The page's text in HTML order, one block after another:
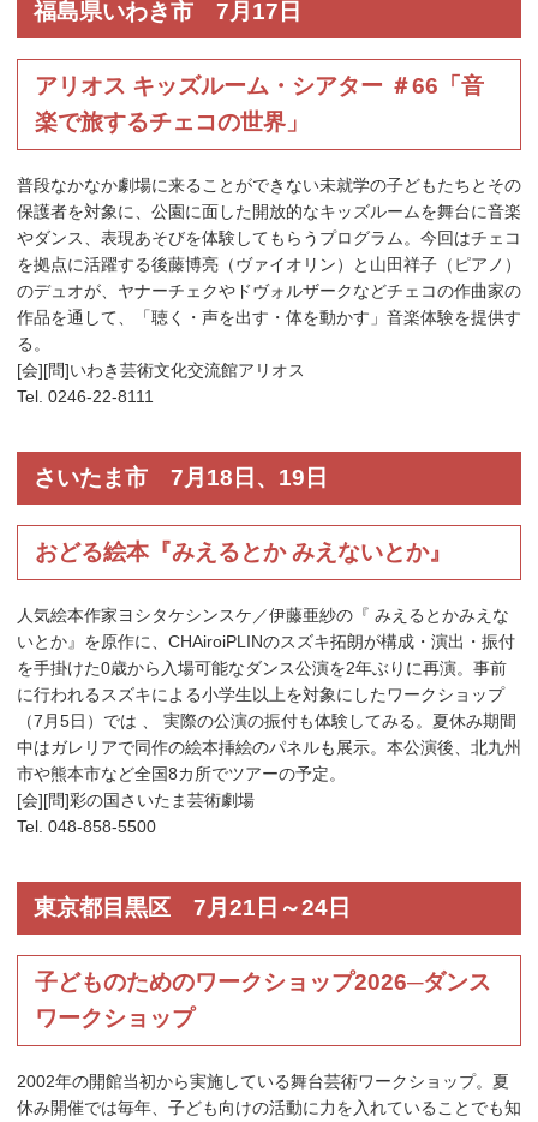
福島県いわき市 7月17日
アリオス キッズルーム・シアター ＃66「音
楽で旅するチェコの世界」
普段なかなか劇場に来ることができない未就学の子どもたちとその
保護者を対象に、公園に面した開放的なキッズルームを舞台に音楽
やダンス、表現あそびを体験してもらうプログラム。今回はチェコ
を拠点に活躍する後藤博亮（ヴァイオリン）と山田祥子（ピアノ）
のデュオが、ヤナーチェクやドヴォルザークなどチェコの作曲家の
作品を通して、「聴く・声を出す・体を動かす」音楽体験を提供す
る。
[会][問]いわき芸術文化交流館アリオス
Tel. 0246-22-8111
さいたま市 7月18日、19日
おどる絵本『みえるとか みえないとか』
人気絵本作家ヨシタケシンスケ／伊藤亜紗の『 みえるとかみえな
いとか』を原作に、CHAiroiPLINのスズキ拓朗が構成・演出・振付
を手掛けた0歳から入場可能なダンス公演を2年ぶりに再演。事前
に行われるスズキによる小学生以上を対象にしたワークショップ
（7月5日）では 、 実際の公演の振付も体験してみる。夏休み期間
中はガレリアで同作の絵本挿絵のパネルも展示。本公演後、北九州
市や熊本市など全国8カ所でツアーの予定。
[会][問]彩の国さいたま芸術劇場
Tel. 048-858-5500
東京都目黒区 7月21日～24日
子どものためのワークショップ2026─ダンス
ワークショップ
2002年の開館当初から実施している舞台芸術ワークショップ。夏
休み開催では毎年、子ども向けの活動に力を入れていることでも知